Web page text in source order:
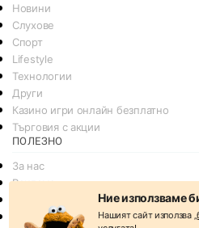
Новини
Слухове
Спорт
Lifestyle
Технологии
Други
Казино игри онлайн безплатно
Търговия с акции
ПОЛЕЗНО
За нас
Реклама
Условия за споделяне
Ние използваме
Нашият сайт използва